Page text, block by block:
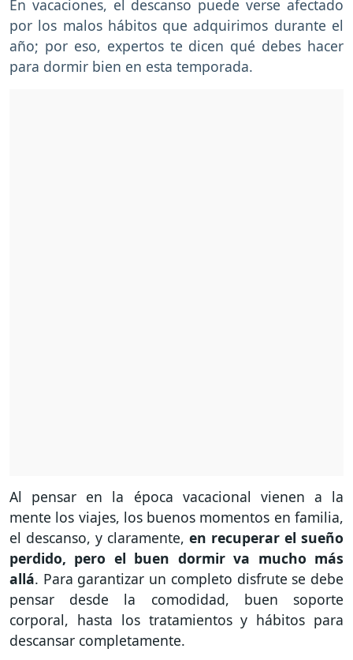
En vacaciones, el descanso puede verse afectado
por los malos hábitos que adquirimos durante el
año; por eso, expertos te dicen qué debes hacer
para dormir bien en esta temporada.
Al pensar en la época vacacional vienen a la
mente los viajes, los buenos momentos en familia,
el descanso, y claramente, en recuperar el sueño
perdido, pero el buen dormir va mucho más
allá. Para garantizar un completo disfrute se debe
pensar desde la comodidad, buen soporte
corporal, hasta los tratamientos y hábitos para
descansar completamente.